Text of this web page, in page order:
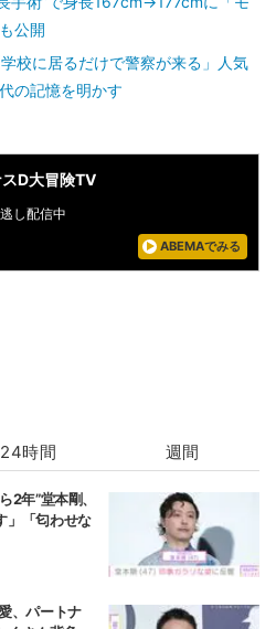
公開
校に居るだけで警察が来る」人気
の記憶を明かす
D大冒険TV
し配信中
ABEMAでみる
24時間 週間
2年”堂本剛、
」「匂わせな
、パートナ